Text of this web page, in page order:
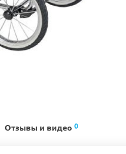
Отзывы и видео 0